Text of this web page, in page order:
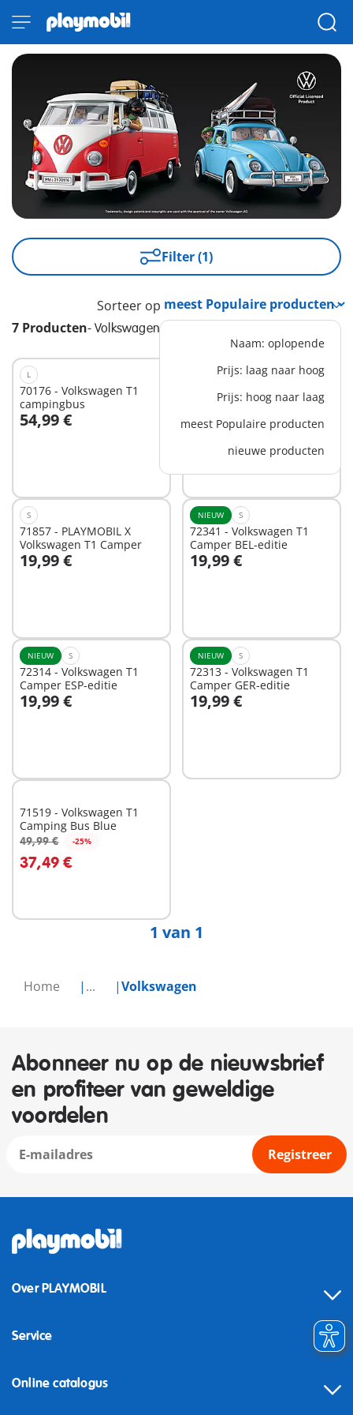
Home ... Volkswagen
Filter (1)
7 Producten- Volkswagen
Sorteer op
Naam: oplopende
Prijs: laag naar hoog
Prijs: hoog naar laag
meest Populaire producten
nieuwe producten
L
70176 - Volkswagen T1
campingbus
54,99 €
NIEUW S
72340 - Volkswagen T1
Camper NED-editie
19,99 €
In winkelwagen
S
71857 - PLAYMOBIL X
Volkswagen T1 Camper
19,99 €
In winkelwagen
NIEUW S
72341 - Volkswagen T1
Camper BEL-editie
19,99 €
In winkelwagen
NIEUW S
72314 - Volkswagen T1
Camper ESP-editie
19,99 €
In winkelwagen
NIEUW S
72313 - Volkswagen T1
Camper GER-editie
19,99 €
In winkelwagen
71519 - Volkswagen T1
Camping Bus Blue
49,99 € -25%
37,49 €
1 van 1
Abonneer nu op de nieuwsbrief
en profiteer van geweldige
voordelen
Registreer
Over PLAYMOBIL
Service
Online catalogus